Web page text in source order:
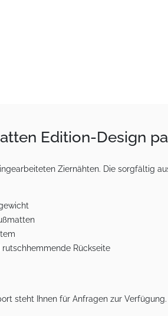
Edition-Design
Ziernähten. Die sorgfältig
Rückseite
steht Ihnen für Anfragen zur Verfügung.